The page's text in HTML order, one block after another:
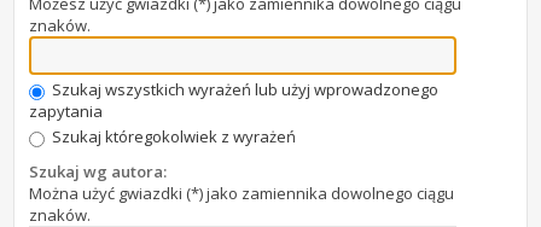
znaków.
Szukaj wszystkich wyrażeń lub użyj wprowadzonego
zapytania
Szukaj któregokolwiek z wyrażeń
Szukaj wg autora:
Można użyć gwiazdki (*) jako zamiennika dowolnego ciągu
znaków.